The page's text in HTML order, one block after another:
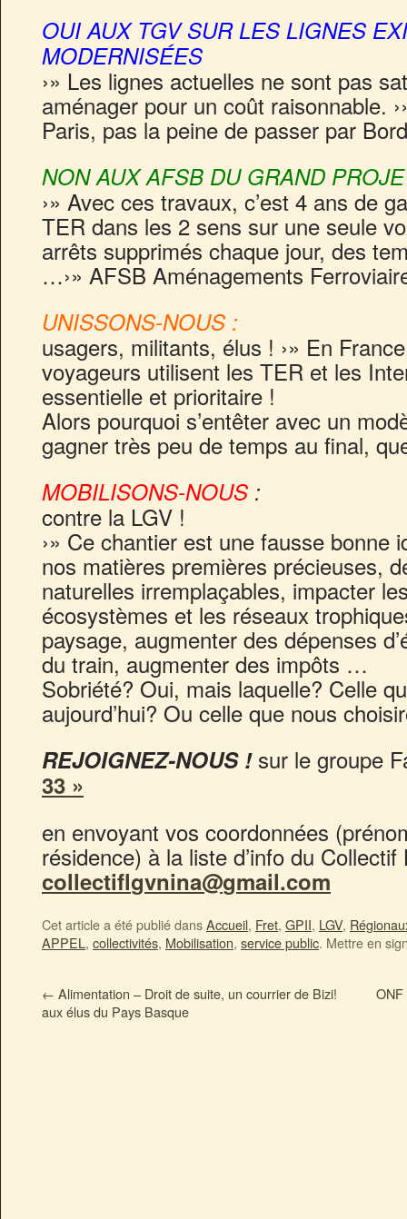
OUI AUX TGV SUR LES LIGNES
MODERNISÉES
›» Les lignes actuelles ne sont pas
aménager pour un coût raisonnable.
Paris, pas la peine de passer par
NON AUX AFSB DU GRAND
›» Avec ces travaux, c’est 4 ans de
TER dans les 2 sens sur une seule
arrêts supprimés chaque jour, des
…›» AFSB Aménagements
UNISSONS-NOUS :
usagers, militants, élus ! ›» En
voyageurs utilisent les TER et les
essentielle et prioritaire !
Alors pourquoi s’entêter avec un
gagner très peu de temps au final,
MOBILISONS-NOUS :
contre la LGV !
›» Ce chantier est une fausse bonne
nos matières premières précieuses,
naturelles irremplaçables, impacter
écosystèmes et les réseaux
paysage, augmenter des dépenses
du train, augmenter des impôts …
Sobriété? Oui, mais laquelle? Celle
aujourd’hui? Ou celle que nous
REJOIGNEZ-NOUS ! sur le groupe
33 »
en envoyant vos coordonnées
résidence) à la liste d’info du Collectif
collectiflgvnina@gmail.com
Cet article a été publié dansAccueil, Fret, GPII, LGV,
APPEL, collectivités, Mobilisation, service public. Mettre en
← Alimentation – Droit de suite, un courrier de Bizi!
aux élus du Pays Basque